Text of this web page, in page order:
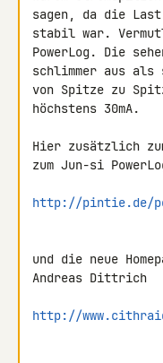
sagen, da die
stabil war.
PowerLog. Die
schlimmer aus
von Spitze zu
höchstens 30mA.
Hier zusätzlich
zum Jun-si
http://pintie.de/
und die neue
Andreas Dittrich
http://